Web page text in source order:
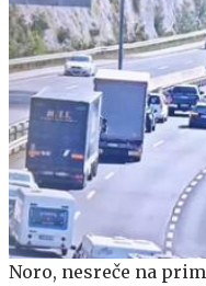
Noro, nesreče na